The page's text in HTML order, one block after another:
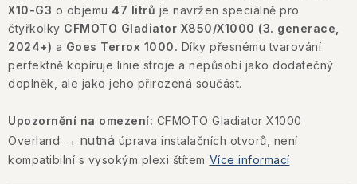
Podmínky ochrany osobních údajů
X10-G3 o objemu 47 litrů je navržen speciálně pro
čtyřkolky CFMOTO Gladiator X850/X1000 (3. generace,
2024+) a Goes Terrox 1000. Díky přesnému tvarování
perfektně kopíruje linie stroje a nepůsobí jako dodatečný
doplněk, ale jako jeho přirozená součást.
Upozornění na omezení: CFMOTO Gladiator X1000
Overland → nutná úprava instalačních otvorů, není
kompatibilní s vysokým plexi štítem Více informací